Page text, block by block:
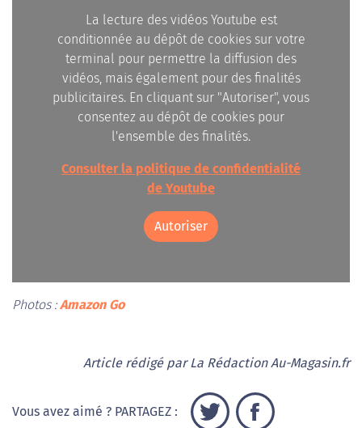
La lecture des vidéos Youtube est
conditionnée au dépôt de cookies sur votre
terminal pour permettre la diffusion des
vidéos, mais également pour des finalités
publicitaires. En cliquant sur "Autoriser", vous
consentez au dépôt de cookies pour
l'ensemble des finalités.
Consulter la politique de confidentialité
de Youtube
Autoriser
Photos :Amazon Go
Article rédigé par La Rédaction Au-Magasin.fr
Vous avez aimé ? PARTAGEZ :